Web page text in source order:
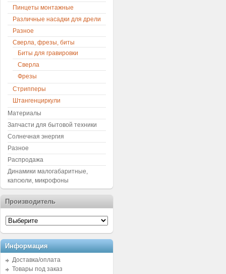
Пинцеты монтажные
Различные насадки для дрели
Разное
Сверла, фрезы, биты
Биты для гравировки
Сверла
Фрезы
Стрипперы
Штангенциркули
Материалы
Запчасти для бытовой техники
Солнечная энергия
Разное
Распродажа
Динамики малогабаритные,
капсюли, микрофоны
Производитель
Информация
Доставка/оплата
Товары под заказ